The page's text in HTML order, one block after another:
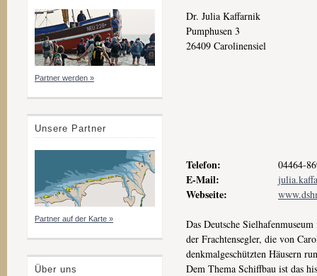
Dr. Julia Kaffarnik
Pumphusen 3
26409 Carolinensiel
Telefon: 04464-
E-Mail:
Webseite:
Das Deutsche
der Frachtensegler, die von
denkmalgeschützten Häusern
Dem Thema Schiffbau ist das
Partner werden »
Unsere Partner
Partner auf der Karte »
Über uns